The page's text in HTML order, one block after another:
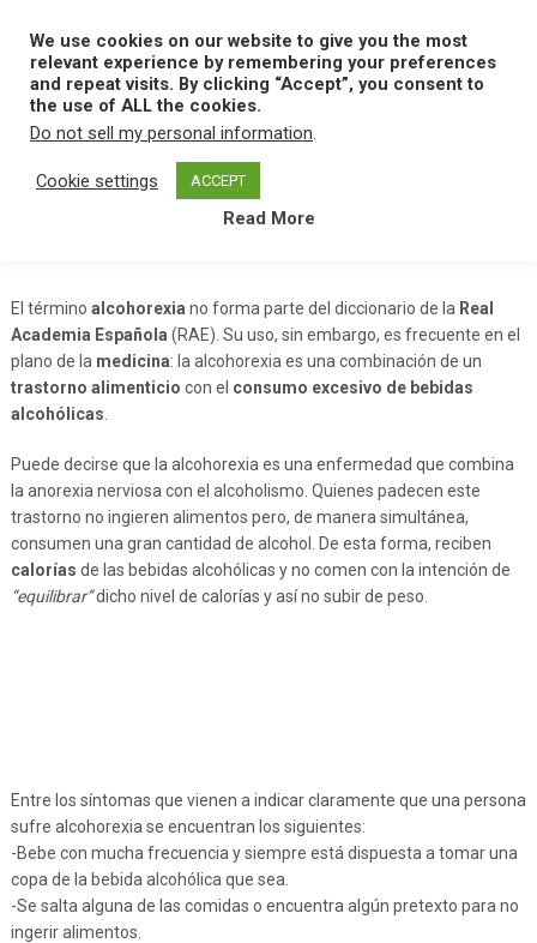
content
MENU
Home A Alcohorexia
El término alcohorexia no forma parte del diccionario de la Real
Academia Española (RAE). Su uso, sin embargo, es frecuente en el
plano de la medicina: la alcohorexia es una combinación de un
trastorno alimenticio con el consumo excesivo de bebidas
alcohólicas
Puede decirse que la alcohorexia es una enfermedad que combina
la anorexia nerviosa con el alcoholismo. Quienes padecen este
trastorno no ingieren alimentos pero, de manera simultánea,
consumen una gran cantidad de alcohol. De esta forma, reciben
calorías de las bebidas alcohólicas y no comen con la intención de
“equilibrar”dicho nivel de calorías y así no subir de peso.
Entre los síntomas que vienen a indicar claramente que una persona
sufre alcohorexia se encuentran los siguientes:
-Bebe con mucha frecuencia y siempre está dispuesta a tomar una
copa de la bebida alcohólica que sea.
-Se salta alguna de las comidas o encuentra algún pretexto para no
ingerir alimentos.
We use cookies on our website to give you the most
relevant experience by remembering your preferences
and repeat visits. By clicking “Accept”, you consent to
the use of ALL the cookies.
Do not sell my personal information.
Cookie settings ACCEPT
Read More